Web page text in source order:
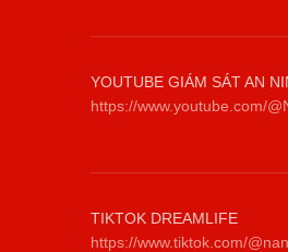
YOUTUBE GIÁM SÁT AN
https://www.youtube.com/
TIKTOK DREAMLIFE
https://www.tiktok.com/